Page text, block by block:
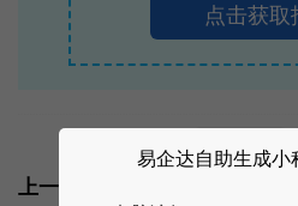
点击获取
网站建设
上一篇:
易企达自助生成小